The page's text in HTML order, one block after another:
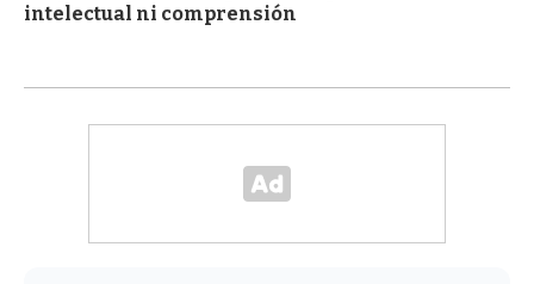
intelectual ni comprensión